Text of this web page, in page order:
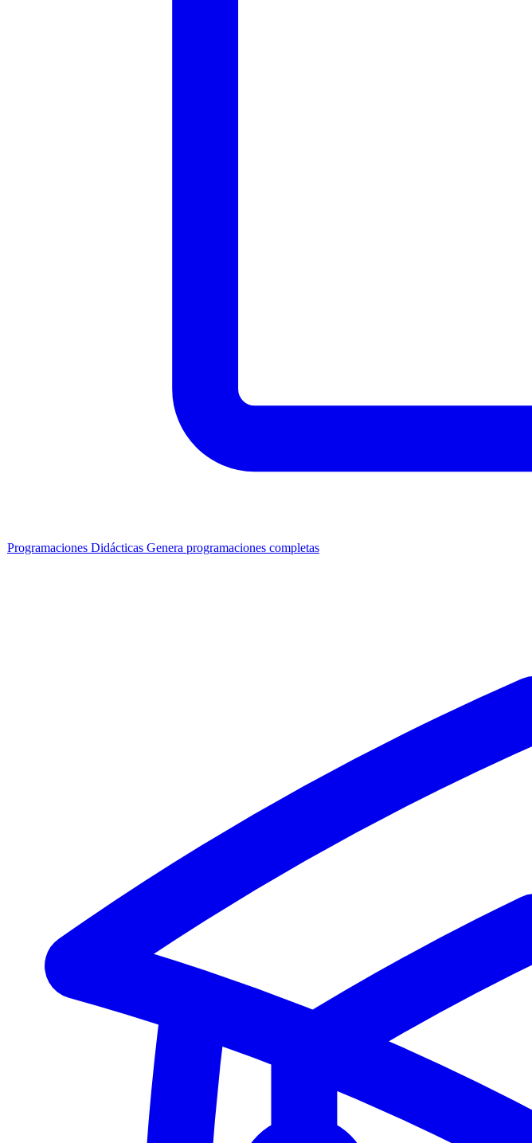
Programaciones Didácticas Genera programaciones completas